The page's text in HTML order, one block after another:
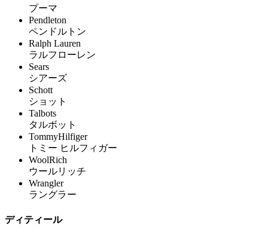
プーマ
Pendleton
ペンドルトン
Ralph Lauren
ラルフローレン
Sears
シアーズ
Schott
ショット
Talbots
タルボット
TommyHilfiger
トミー ヒルフィガー
WoolRich
ウールリッチ
Wrangler
ラングラー
ディティール